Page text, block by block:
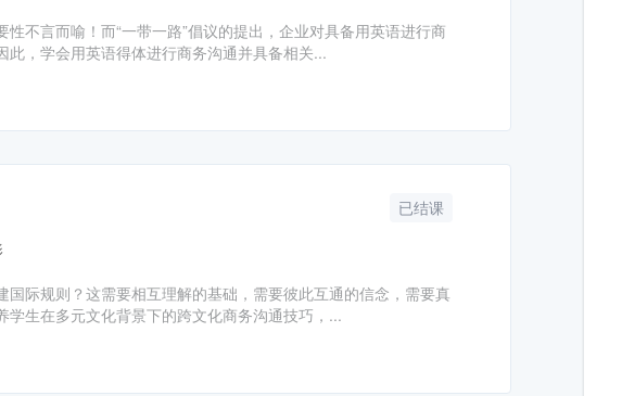
不言而喻！而“一带一路”倡议的提出，企业对具备用英语进行商
，学会用英语得体进行商务沟通并具备相关...
已结课
际规则？这需要相互理解的基础，需要彼此互通的信念，需要真
生在多元文化背景下的跨文化商务沟通技巧，...